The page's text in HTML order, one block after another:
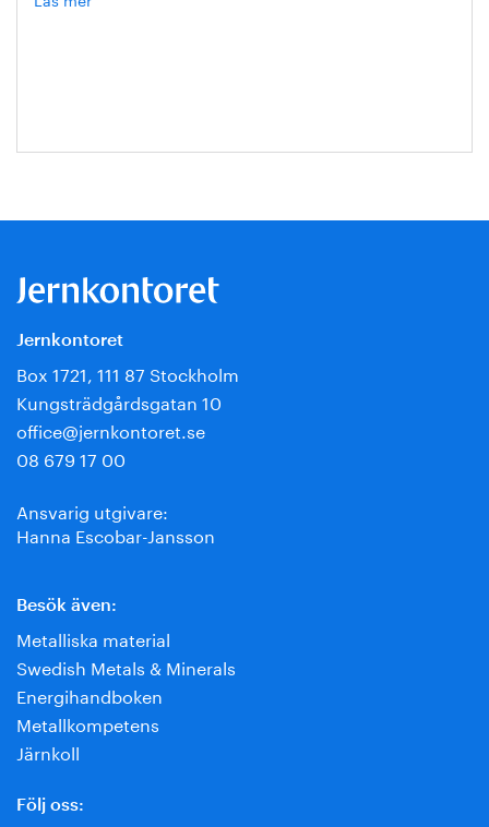
Jernkontoret
Box 1721, 111 87 Stockholm
Kungsträdgårdsgatan 10
office@jernkontoret.se
08 679 17 00
Ansvarig utgivare:
Hanna Escobar-Jansson
Besök även:
Metalliska material
Swedish Metals & Minerals
Energihandboken
Metallkompetens
Järnkoll
Följ oss: